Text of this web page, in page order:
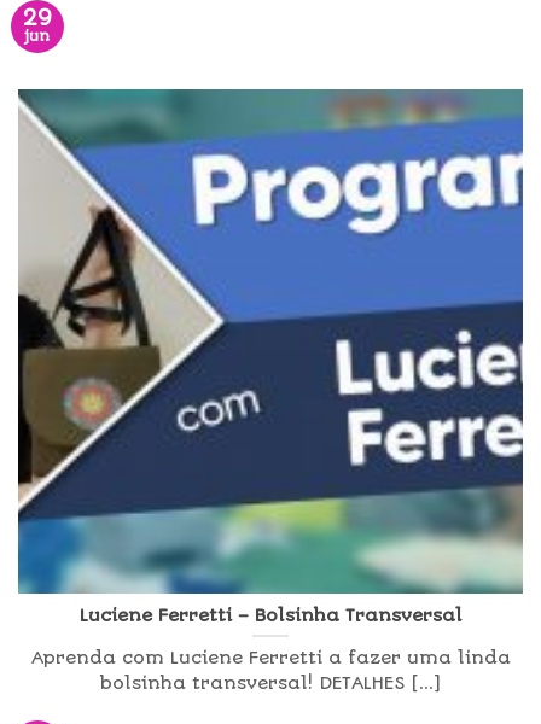
29
jun
Luciene Ferretti – Bolsinha Transversal
Aprenda com Luciene Ferretti a fazer uma linda
bolsinha transversal! DETALHES [...]